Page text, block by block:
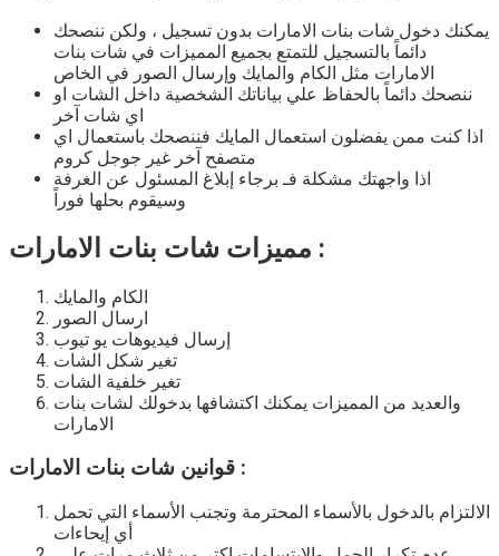
يمكنك دخول شات بنات الامارات بدون تسجيل ، ولكن ننصحك
دائماً بالتسجيل للتمتع بجميع المميزات في شات بنات
الامارات مثل الكام والمايك وإرسال الصور في الخاص
ننصحك دائماً بالحفاظ علي بياناتك الشخصية داخل الشات او
اي شات آخر
اذا كنت ممن يفضلون استعمال المايك فننصحك باستعمال اي
متصفح آخر غير جوجل كروم
اذا واجهتك مشكلة فـ برجاء إبلاغ المسئول عن الغرفة
وسيقوم بحلها فوراً
مميزات شات بنات الامارات :
الكام والمايك
ارسال الصور
إرسال فيديوهات يو تيوب
تغير شكل الشات
تغير خلفية الشات
والعديد من المميزات يمكنك اكتشافها بدخولك لشات بنات
الامارات
قوانين شات بنات الامارات :
الالتزام بالدخول بالأسماء المحترمة وتجنب الأسماء التي تحمل
أي إيحاءات